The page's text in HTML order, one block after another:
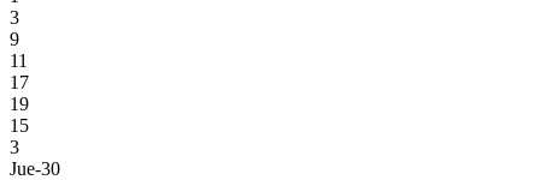
3
9
11
17
19
15
3
Jue-30